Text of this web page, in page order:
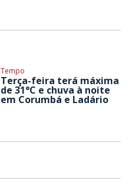
Tempo
Terça-feira terá máxima
de 31°C e chuva à noite
em Corumbá e Ladário